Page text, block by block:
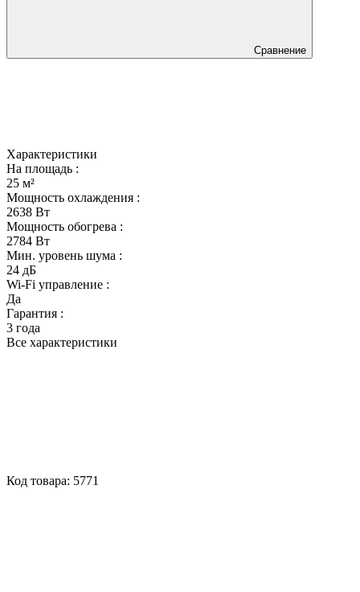
Сравнение
Характеристики
На площадь :
25 м²
Мощность охлаждения :
2638 Вт
Мощность обогрева :
2784 Вт
Мин. уровень шума :
24 дБ
Wi-Fi управление :
Да
Гарантия :
3 года
Все характеристики
Код товара: 5771